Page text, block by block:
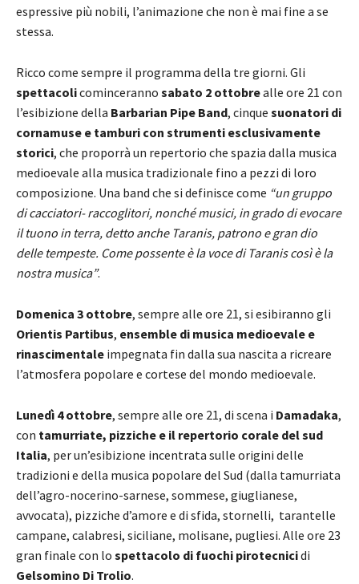
espressive più nobili, l’animazione che non è mai fine a se
stessa.
Ricco come sempre il programma della tre giorni. Gli
spettacolicominceranno sabato 2 ottobrealle ore 21 con
l’esibizione della Barbarian Pipe Band, cinque suonatori di
cornamuse e tamburi con strumenti esclusivamente
storici, che proporrà un repertorio che spazia dalla musica
medioevale alla musica tradizionale fino a pezzi di loro
composizione. Una band che si definisce come “un gruppo
di cacciatori- raccoglitori, nonché musici, in grado di evocare
il tuono in terra, detto anche Taranis, patrono e gran dio
delle tempeste. Come possente è la voce di Taranis così è la
nostra musica”.
Domenica 3 ottobre, sempre alle ore 21, si esibiranno gli
Orientis Partibus, ensemble di musica medioevale e
rinascimentale impegnata fin dalla sua nascita a ricreare
l’atmosfera popolare e cortese del mondo medioevale.
Lunedì 4 ottobre, sempre alle ore 21, di scena i Damadaka,
con tamurriate, pizziche e il repertorio corale del sud
Italia, per un’esibizione incentrata sulle origini delle
tradizioni e della musica popolare del Sud (dalla tamurriata
dell’agro-nocerino-sarnese, sommese, giuglianese,
avvocata), pizziche d’amore e di sfida, stornelli, tarantelle
campane, calabresi, siciliane, molisane, pugliesi. Alle ore 23
gran finale con lo spettacolo di fuochi pirotecnicidi
Gelsomino Di Trolio.